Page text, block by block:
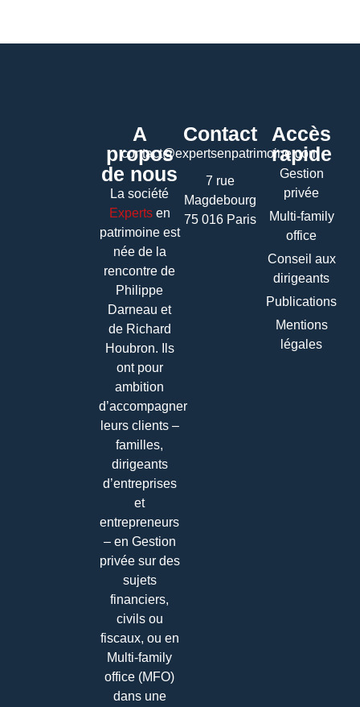
A
propos
de nous
La société
Expertsen
patrimoine est
née de la
rencontre de
Philippe
Darneau et
de Richard
Houbron. Ils
ont pour
ambition
d’accompagner
leurs clients –
familles,
dirigeants
d’entreprises
et
entrepreneurs
– en Gestion
privée sur des
sujets
financiers,
civils ou
fiscaux, ou en
Multi-family
office (MFO)
dans une
Contact
contact@expertsenpatrimoine.com
7 rue
Magdebourg
75 016 Paris
Accès
rapide
Gestion
privée
Multi-family
office
Conseil aux
dirigeants
Publications
Mentions
légales